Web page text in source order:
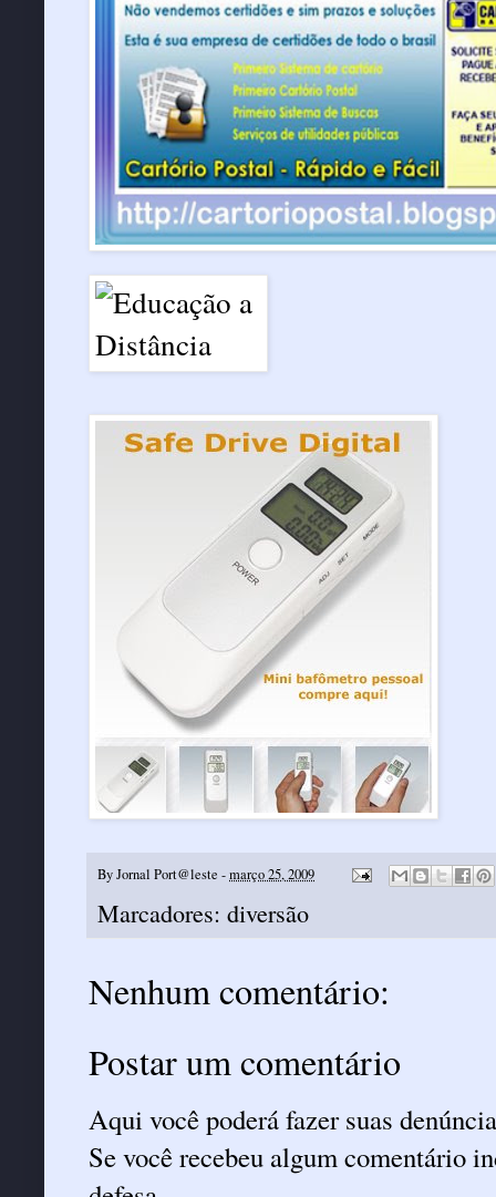
ByJornal Port@leste -março 25, 2009
Marcadores: diversão
Nenhum comentário:
Postar um comentário
Aqui você poderá fazer suas
Se você recebeu algum comentário